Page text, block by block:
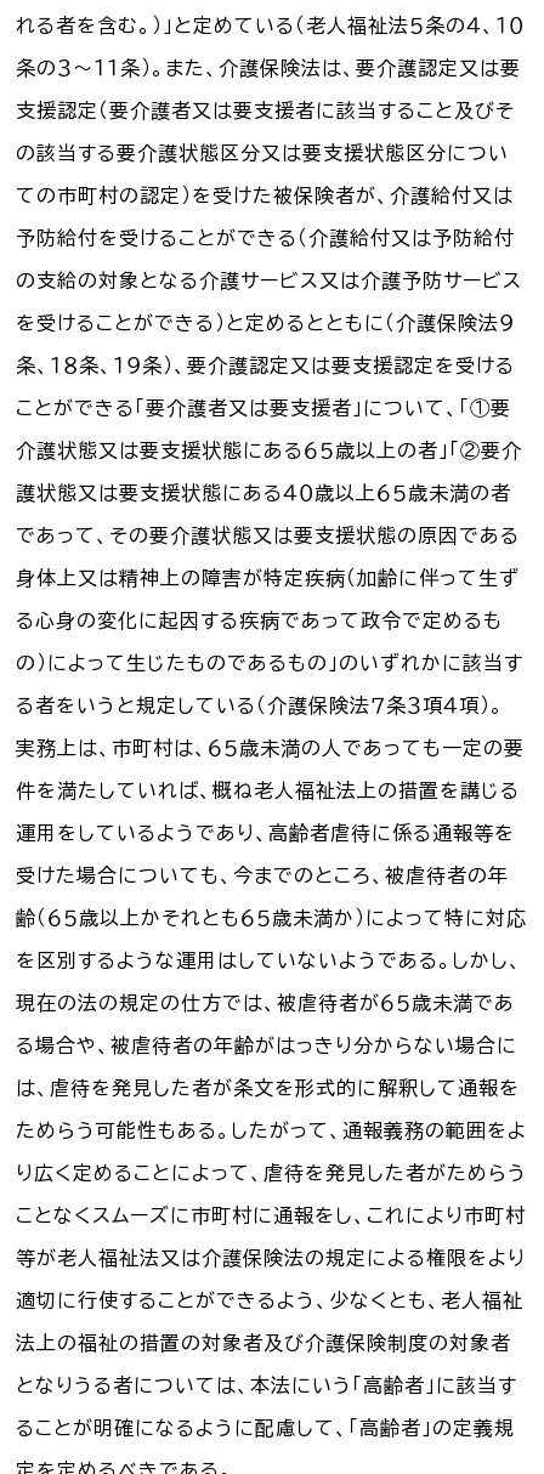
れる者を含む。）」と定めている（老人福祉法５条の４、１０
条の３～１１条）。また、介護保険法は、要介護認定又は要
支援認定（要介護者又は要支援者に該当すること及びそ
の該当する要介護状態区分又は要支援状態区分につい
ての市町村の認定）を受けた被保険者が、介護給付又は
予防給付を受けることができる（介護給付又は予防給付
の支給の対象となる介護サービス又は介護予防サービス
を受けることができる）と定めるとともに（介護保険法９
条、１８条、１９条）、要介護認定又は要支援認定を受ける
ことができる「要介護者又は要支援者」について、「①要
介護状態又は要支援状態にある６５歳以上の者」「②要介
護状態又は要支援状態にある４０歳以上６５歳未満の者
であって、その要介護状態又は要支援状態の原因である
身体上又は精神上の障害が特定疾病（加齢に伴って生ず
る心身の変化に起因する疾病であって政令で定めるも
の）によって生じたものであるもの」のいずれかに該当す
る者をいうと規定している（介護保険法７条３項４項）。
実務上は、市町村は、６５歳未満の人であっても一定の要
件を満たしていれば、概ね老人福祉法上の措置を講じる
運用をしているようであり、高齢者虐待に係る通報等を
受けた場合についても、今までのところ、被虐待者の年
齢（６５歳以上かそれとも６５歳未満か）によって特に対応
を区別するような運用はしていないようである。しかし、
現在の法の規定の仕方では、被虐待者が６５歳未満であ
る場合や、被虐待者の年齢がはっきり分からない場合に
は、虐待を発見した者が条文を形式的に解釈して通報を
ためらう可能性もある。したがって、通報義務の範囲をよ
り広く定めることによって、虐待を発見した者がためらう
ことなくスムーズに市町村に通報をし、これにより市町村
等が老人福祉法又は介護保険法の規定による権限をより
適切に行使することができるよう、少なくとも、老人福祉
法上の福祉の措置の対象者及び介護保険制度の対象者
となりうる者については、本法にいう「高齢者」に該当す
ることが明確になるように配慮して、「高齢者」の定義規